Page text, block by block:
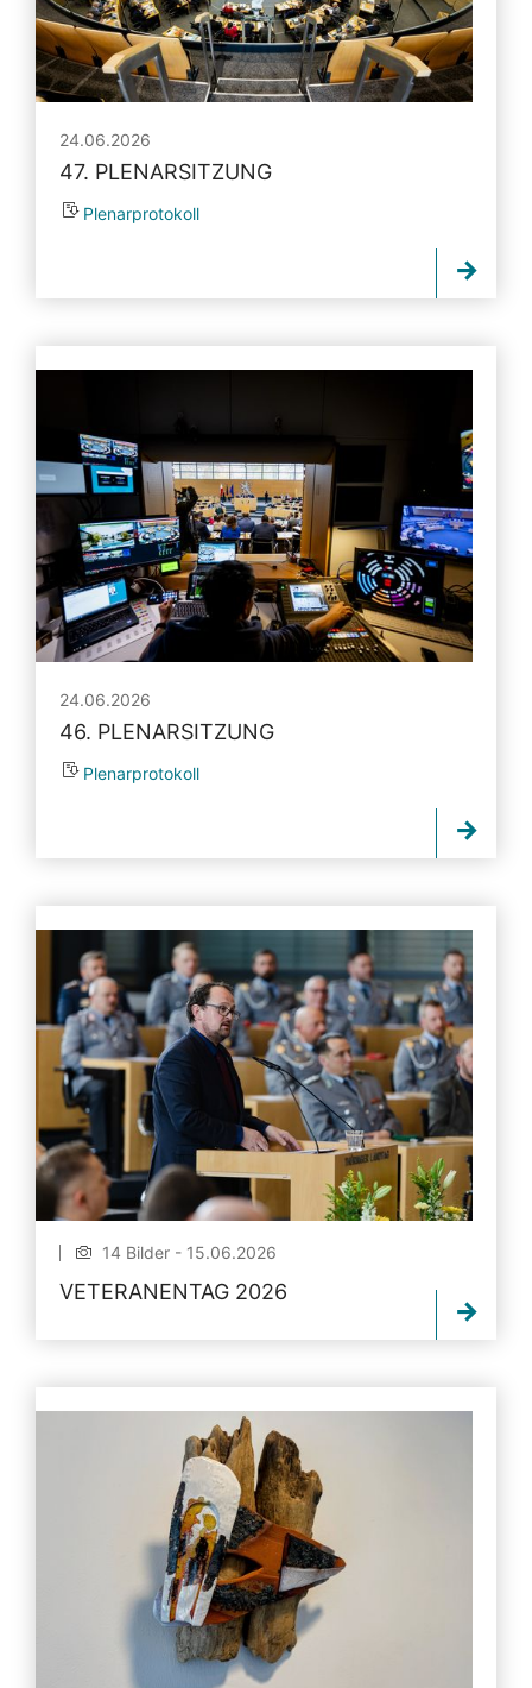
24.06.2026
47. PLENARSITZUNG
Plenarprotokoll
24.06.2026
46. PLENARSITZUNG
Plenarprotokoll
14 Bilder - 15.06.2026
VETERANENTAG 2026